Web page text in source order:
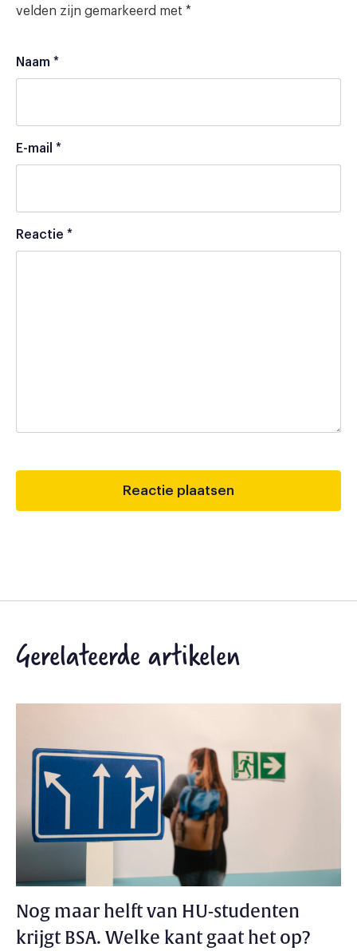
velden zijn gemarkeerd met *
Naam *
E-mail *
Reactie *
Gerelateerde artikelen
Nog maar helft van HU-studenten
krijgt BSA. Welke kant gaat het op?